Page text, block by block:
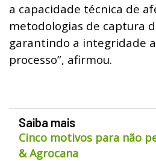
a capacidade técnica de
metodologias de captura
garantindo a integridade
processo”, afirmou.
Saiba mais
Cinco motivos para não
& Agrocana